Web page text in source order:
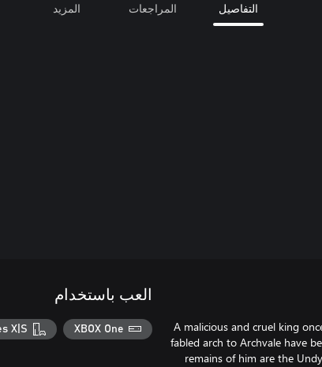
التفاصيل المراجعات المزيد
A malicious and cruel king
fabled arch to Archvale have
remains of him are the
العب باستخدام
XBOX One
X|S